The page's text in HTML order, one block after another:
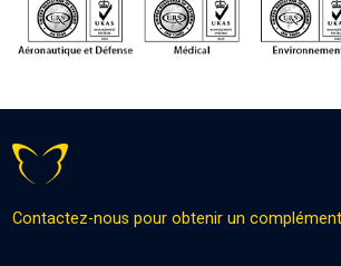
Contactez-nous pour obtenir un